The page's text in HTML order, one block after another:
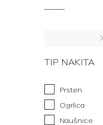
TIP NAKITA
Prsten
Ogrlica
Naušnice